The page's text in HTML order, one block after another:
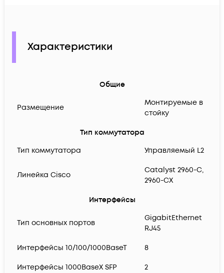
Характеристики
Общие
Размещение
Монтируемые в
стойку
Тип коммутатора
Тип коммутатора
Управляемый L2
Линейка Cisco
Catalyst 2960-C,
2960-CX
Интерфейсы
Тип основных портов
GigabitEthernet
RJ45
Интерфейсы 10/100/1000BaseT 8
Интерфейсы 1000BaseX SFP 2